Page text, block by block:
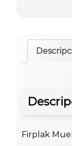
Firplak